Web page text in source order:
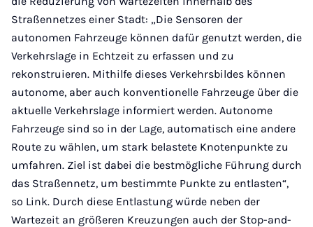
Straßennetzes einer Stadt: „Die Sensoren der
autonomen Fahrzeuge können dafür genutzt werden, die
Verkehrslage in Echtzeit zu erfassen und zu
rekonstruieren. Mithilfe dieses Verkehrsbildes können
autonome, aber auch konventionelle Fahrzeuge über die
aktuelle Verkehrslage informiert werden. Autonome
Fahrzeuge sind so in der Lage, automatisch eine andere
Route zu wählen, um stark belastete Knotenpunkte zu
umfahren. Ziel ist dabei die bestmögliche Führung durch
das Straßennetz, um bestimmte Punkte zu entlasten“,
so Link. Durch diese Entlastung würde neben der
Wartezeit an größeren Kreuzungen auch der Stop-and-